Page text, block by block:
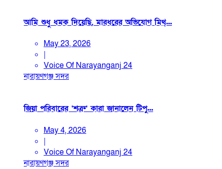
আমি শুধু ধমক দিয়েছি, মারধরের অভিযোগ মিথ্...
May 23, 2026
|
Voice Of Narayanganj 24
নারায়ণগঞ্জ সদর
জিয়া পরিবারের ‘শত্রু’ কারা জানালেন টিপু...
May 4, 2026
|
Voice Of Narayanganj 24
নারায়ণগঞ্জ সদর